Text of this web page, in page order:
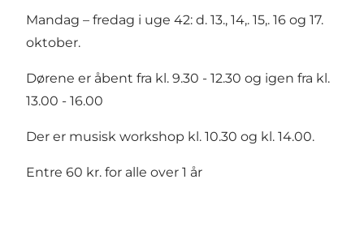
Mandag – fredag i uge 42: d. 13., 14,. 15,. 16 og 17.
oktober.
Dørene er åbent fra kl. 9.30 - 12.30 og igen fra kl.
13.00 - 16.00
Der er musisk workshop kl. 10.30 og kl. 14.00.
Entre 60 kr. for alle over 1 år